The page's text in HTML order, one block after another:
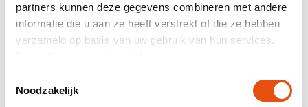
partners kunnen deze gegevens combineren met andere
informatie die u aan ze heeft verstrekt of die ze hebben
verzameld op basis van uw gebruik van hun services.
Bekijk hier decookiemelding.
Noodzakelijk
Pasen papieren draagtassen - Rabbit
vanaf € 1,02per stuk